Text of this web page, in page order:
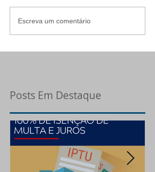
Posts Em Destaque
Escreva um comentário